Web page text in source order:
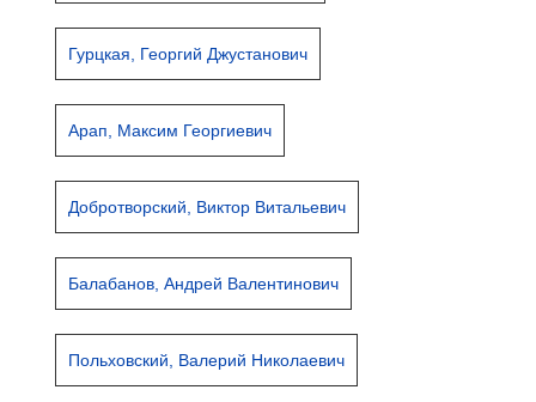
Гурцкая, Георгий Джустанович
Арап, Максим Георгиевич
Добротворский, Виктор Витальевич
Балабанов, Андрей Валентинович
Польховский, Валерий Николаевич